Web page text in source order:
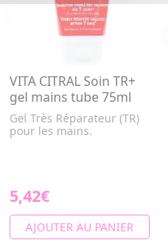
VITA CITRAL Soin TR+
gel mains tube 75ml
Gel Très Réparateur (TR)
pour les mains.
5,42€
AJOUTER AU PANIER